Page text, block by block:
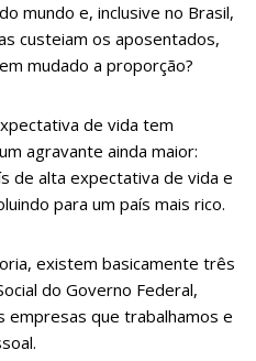
mundo e, inclusive no Brasil,
custeiam os aposentados,
mudado a proporção?
de vida tem
agravante ainda maior:
de alta expectativa de vida e
para um país mais rico.
existem basicamente três
do Governo Federal,
empresas que trabalhamos e